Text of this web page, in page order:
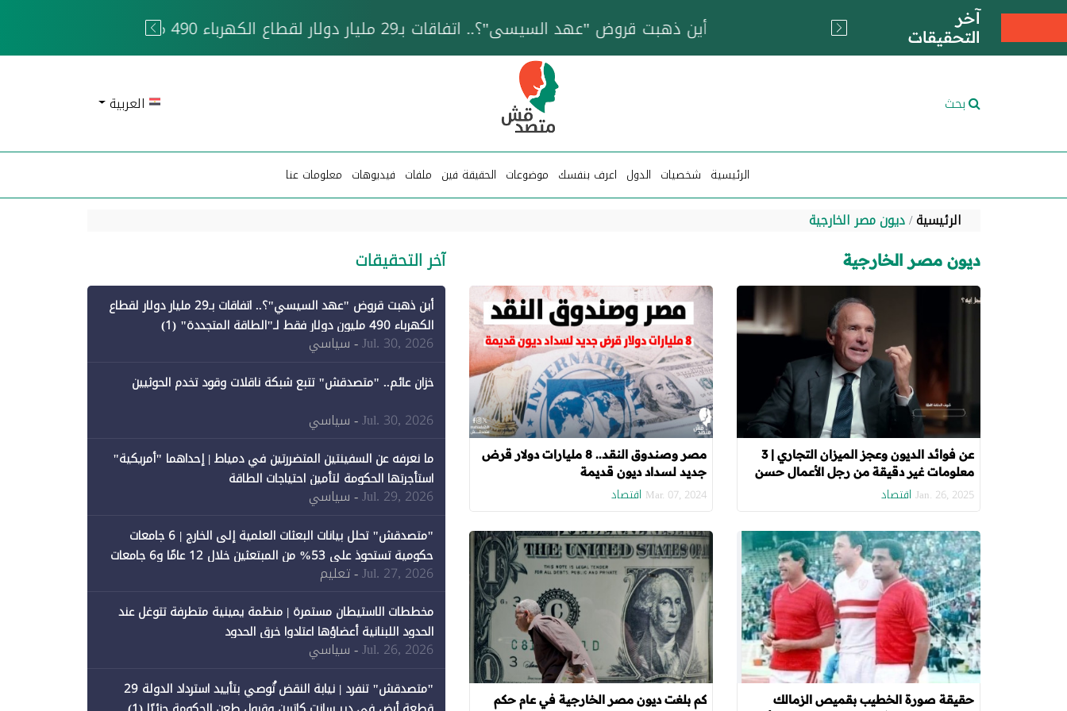
آخر
التحقيقات
خزان عائم.. "متصدقش" تتبع شبكة ناقلات وقود تخدم الحوثيين
بحث العربية
الرئيسية شخصيات الدول اعرف بنفسك موضوعات الحقيقة فين ملفات فيديوهات معلومات عنا
الرئيسية ديون مصر الخارجية
ديون مصر الخارجية
عن فوائد الديون وعجز الميزان التجاري | 3
معلومات غير دقيقة من رجل الأعمال حسن
هيكل
Jan. 26, 2025 اقتصاد
مصر وصندوق النقد.. 8 مليارات دولار قرض
جديد لسداد ديون قديمة
Mar. 07, 2024 اقتصاد
حقيقة صورة الخطيب بقميص الزمالك
كم بلغت ديون مصر الخارجية في عام حكم
آخر التحقيقات
أين ذهبت قروض "عهد السيسي"؟.. اتفاقات بـ29 مليار دولار لقطاع
الكهرباء 490 مليون دولار فقط لـ"الطاقة المتجددة" (1)
Jul. 30, 2026- سياسي
خزان عائم.. "متصدقش" تتبع شبكة ناقلات وقود تخدم الحوثيين
Jul. 30, 2026- سياسي
ما نعرفه عن السفينتين المتضررتين في دمياط | إحداهما "أمريكية"
استأجرتها الحكومة لتأمين احتياجات الطاقة
Jul. 29, 2026- سياسي
"متصدقش" تحلل بيانات البعثات العلمية إلى الخارج | 6 جامعات
حكومية تستحوذ على 53% من المبتعثين خلال 12 عامًا و6 جامعات
كان نصيبها 1% فقط
Jul. 27, 2026- تعليم
مخططات الاستيطان مستمرة | منظمة يمينية متطرفة تتوغل عند
الحدود اللبنانية أعضاؤها اعتادوا خرق الحدود
Jul. 26, 2026- سياسي
"متصدقش" تنفرد | نيابة النقض تُوصي بتأييد استرداد الدولة 29